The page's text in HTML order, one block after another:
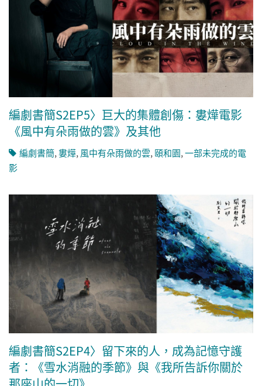
編劇書簡S2EP5〉巨大的集體創傷：婁燁電影
《風中有朵雨做的雲》及其他
編劇書簡,婁燁, 風中有朵雨做的雲, 頤和園,一部未完成的電
影
編劇書簡S2EP4〉留下來的人，成為記憶守護
者：《雪水消融的季節》與《我所告訴你關於